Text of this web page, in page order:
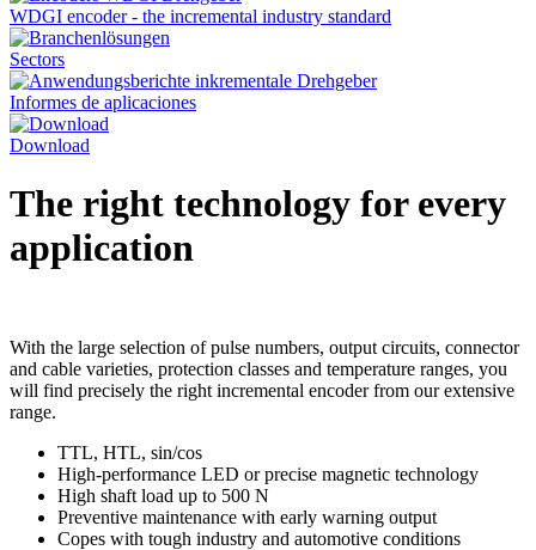
WDGI encoder - the incremental industry standard
Sectors
Informes de aplicaciones
Download
The right technology for every
application
With the large selection of pulse numbers, output circuits, connector
and cable varieties, protection classes and temperature ranges, you
will find precisely the right incremental encoder from our extensive
range.
TTL, HTL, sin/cos
High-performance LED or precise magnetic technology
High shaft load up to 500 N
Preventive maintenance with early warning output
Copes with tough industry and automotive conditions